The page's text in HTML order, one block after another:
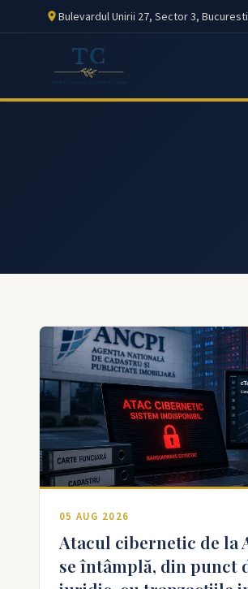
Bulevardul Unirii 27, Sector 3, Bucuresti
05 AUG 2026
Atacul cibernetic de la
se întâmplă, din punct